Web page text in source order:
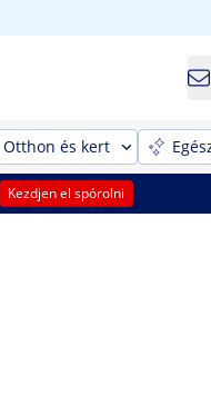
Otthon és kert
Kezdjen el spórolni